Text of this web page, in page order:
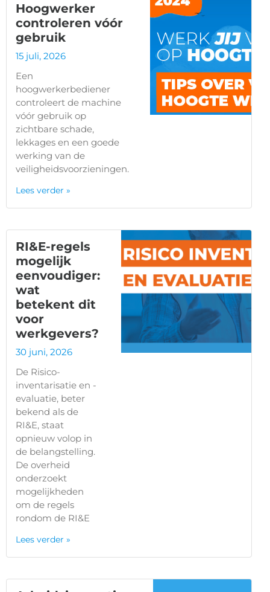
Hoogwerker
controleren vóór
gebruik
15 juli, 2026
Een
hoogwerkerbediener
controleert de machine
vóór gebruik op
zichtbare schade,
lekkages en een goede
werking van de
veiligheidsvoorzieningen.
Lees verder »
RI&E-regels
mogelijk
eenvoudiger:
wat
betekent dit
voor
werkgevers?
30 juni, 2026
De Risico-
inventarisatie en -
evaluatie, beter
bekend als de
RI&E, staat
opnieuw volop in
de belangstelling.
De overheid
onderzoekt
mogelijkheden
om de regels
rondom de RI&E
Lees verder »